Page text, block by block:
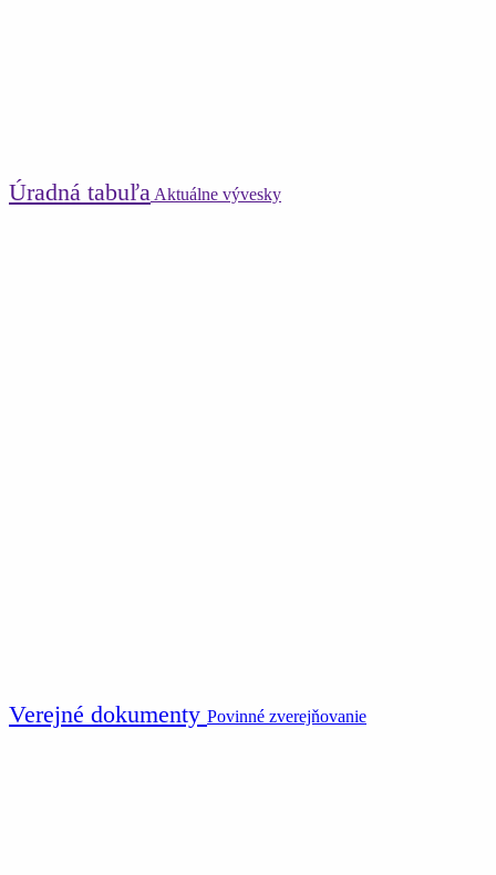
Úradná tabuľa Aktuálne vývesky
Verejné dokumenty Povinné zverejňovanie